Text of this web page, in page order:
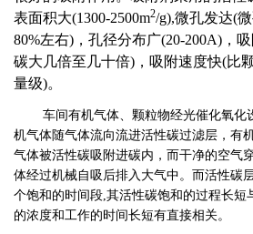
表面积大(1300-2500m2/g),微孔发达(
80%左右)，孔径分布广(20-200A)，
碳大几倍至几十倍)，吸附速度快(比
量级)。
车间有机气体、颗粒物经光催化氧化
机气体随气体流向流进活性碳过滤层，有
气体被活性碳吸附进碳内，而干净的空气
体经过机械自吸后排入大气中。而活性碳
个饱和的时间段,其活性碳饱和的过程长短
的浓度和工作的时间长短有直接相关。